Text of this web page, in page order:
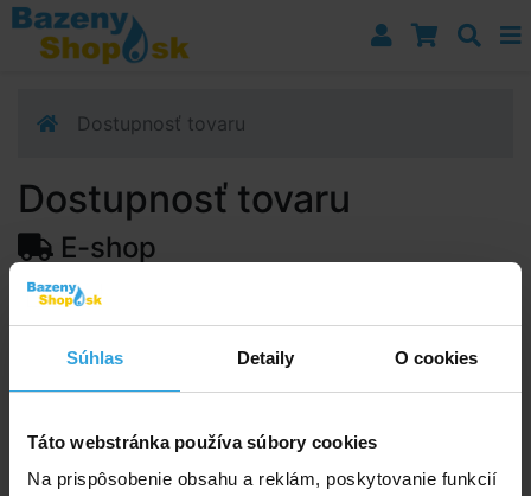
Súhlas Detaily O cookies
Táto webstránka používa súbory cookies
Na prispôsobenie obsahu a reklám, poskytovanie funkcií
Prejsť k navigácii
Prejsť na obsah
Prejsť k bočnému stĺpci
Dostupnosť tovaru
Dostupnosť tovaru
E-shop
Dostupnosť:
výdajné miesto:
12.08.2026
môže sa zmeniť.